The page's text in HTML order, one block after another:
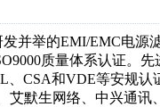
并举的EMI/EMC电
质量体系认证。
CSA和VDE等安规
艾默生网络、中兴通